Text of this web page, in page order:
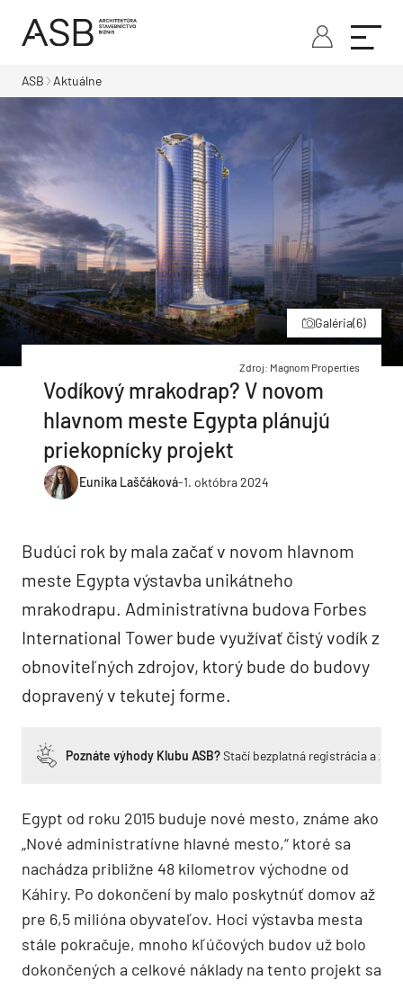
ASB Aktuálne
Galéria(6)
Zdroj: Magnom Properties
Vodíkový mrakodrap? V novom
hlavnom meste Egypta plánujú
priekopnícky projekt
Eunika Laščáková-1. októbra 2024
Budúci rok by mala začať v novom hlavnom
meste Egypta výstavba unikátneho
mrakodrapu. Administratívna budova Forbes
International Tower bude využívať čistý vodík z
obnoviteľných zdrojov, ktorý bude do budovy
dopravený v tekutej forme.
Poznáte výhody Klubu ASB?Stačí bezplatná registrácia a
Egypt od roku 2015 buduje nové mesto, známe ako
„Nové administratívne hlavné mesto,“ ktoré sa
nachádza približne 48 kilometrov východne od
Káhiry. Po dokončení by malo poskytnúť domov až
pre 6,5 milióna obyvateľov. Hoci výstavba mesta
stále pokračuje, mnoho kľúčových budov už bolo
dokončených a celkové náklady na tento projekt sa